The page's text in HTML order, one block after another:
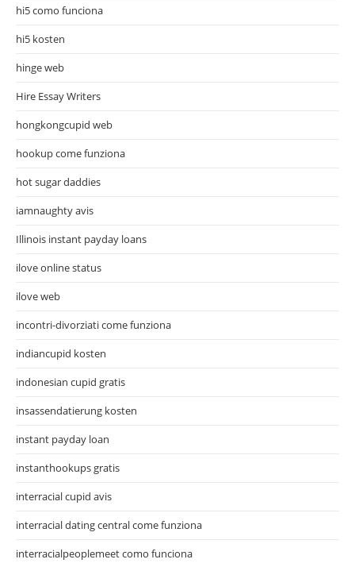
hi5 como funciona
hi5 kosten
hinge web
Hire Essay Writers
hongkongcupid web
hookup come funziona
hot sugar daddies
iamnaughty avis
Illinois instant payday loans
ilove online status
ilove web
incontri-divorziati come funziona
indiancupid kosten
indonesian cupid gratis
insassendatierung kosten
instant payday loan
instanthookups gratis
interracial cupid avis
interracial dating central come funziona
interracialpeoplemeet como funciona